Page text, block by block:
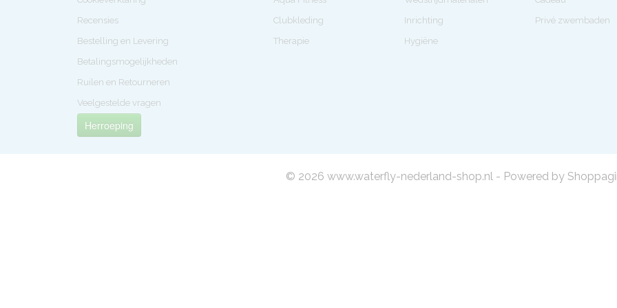
Recensies
Bestelling en Levering
Betalingsmogelijkheden
Ruilen en Retourneren
Veelgestelde vragen
Herroeping
Clubkleding
Therapie
Inrichting
Hygiëne
Privé zwembaden
© 2026 www.waterfly-nederland-shop.nl - Powered by